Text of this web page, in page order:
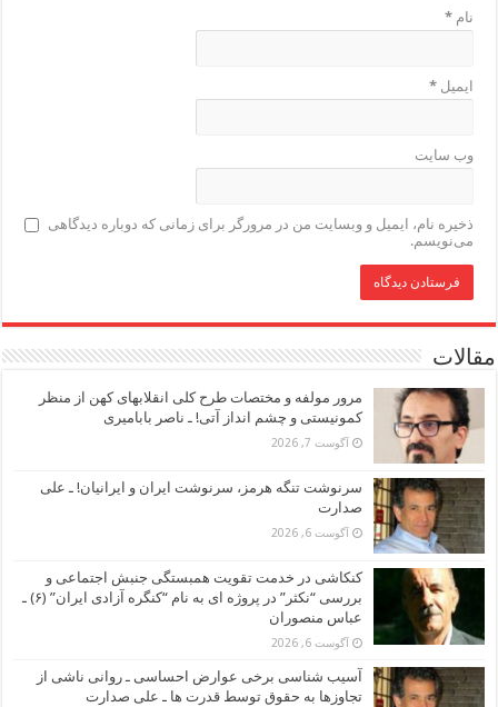
نام*
ایمیل*
وب‌ سایت
ذخیره نام، ایمیل و وبسایت من در مرورگر برای زمانی که دوباره دیدگاهی
می‌نویسم.
مقالات
مرور مولفه و مختصات طرح کلی انقلابهای کهن از منظر
کمونیستی و چشم انداز آتی! ـ ناصر بابامیری
آگوست 7, 2026
سرنوشت تنگه هرمز، سرنوشت ایران و ایرانیان! ـ علی
صدارت
آگوست 6, 2026
کنکاشی در خدمت تقویت همبستگی جنبش اجتماعی و
بررسی “نکثر” در پروژه ای به نام “کنگره آزادی ایران” (۶) ـ
عباس منصوران
آگوست 6, 2026
آسیب شناسی برخی عوارض احساسی ـ روانی ناشی از
تجاوزها به حقوق توسط قدرت ها ـ علی صدارت